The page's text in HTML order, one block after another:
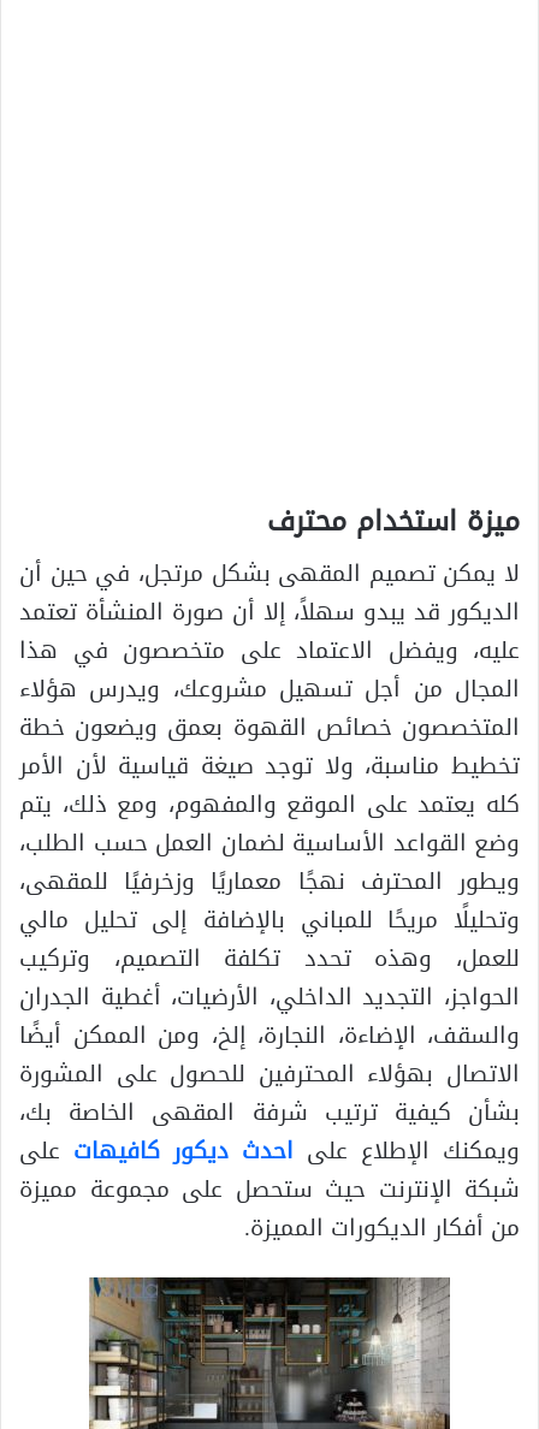
ميزة استخدام محترف
لا يمكن تصميم المقهى بشكل مرتجل، في حين أن
الديكور قد يبدو سهلاً، إلا أن صورة المنشأة تعتمد
عليه، ويفضل الاعتماد على متخصصون في هذا
المجال من أجل تسهيل مشروعك، ويدرس هؤلاء
المتخصصون خصائص القهوة بعمق ويضعون خطة
تخطيط مناسبة، ولا توجد صيغة قياسية لأن الأمر
كله يعتمد على الموقع والمفهوم، ومع ذلك، يتم
وضع القواعد الأساسية لضمان العمل حسب الطلب،
ويطور المحترف نهجًا معماريًا وزخرفيًا للمقهى،
وتحليلًا مريحًا للمباني بالإضافة إلى تحليل مالي
للعمل، وهذه تحدد تكلفة التصميم، وتركيب
الحواجز، التجديد الداخلي، الأرضيات، أغطية الجدران
والسقف، الإضاءة، النجارة، إلخ، ومن الممكن أيضًا
الاتصال بهؤلاء المحترفين للحصول على المشورة
بشأن كيفية ترتيب شرفة المقهى الخاصة بك،
ويمكنك الإطلاع على احدث ديكور كافيهات على
شبكة الإنترنت حيث ستحصل على مجموعة مميزة
من أفكار الديكورات المميزة.